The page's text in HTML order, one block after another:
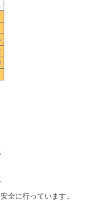
全に行っています。